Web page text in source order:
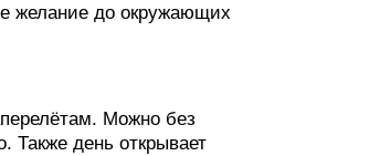
желание до окружающих
Можно без
Также день открывает